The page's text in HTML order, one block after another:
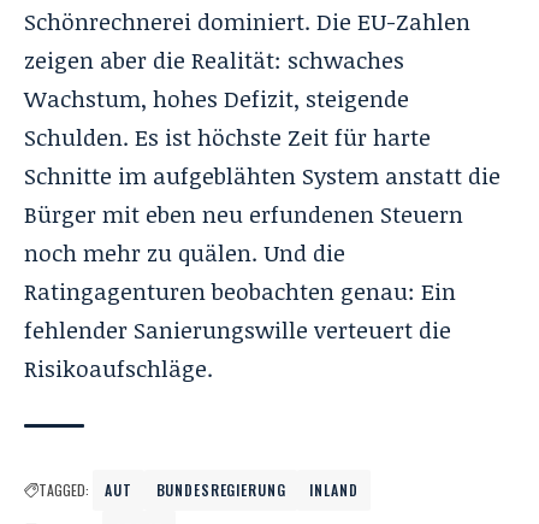
Schönrechnerei dominiert. Die EU-Zahlen
zeigen aber die Realität: schwaches
Wachstum, hohes Defizit, steigende
Schulden. Es ist höchste Zeit für harte
Schnitte im aufgeblähten System anstatt die
Bürger mit eben neu erfundenen Steuern
noch mehr zu quälen. Und die
Ratingagenturen beobachten genau: Ein
fehlender Sanierungswille verteuert die
Risikoaufschläge.
TAGGED: AUT BUNDESREGIERUNG
INLAND